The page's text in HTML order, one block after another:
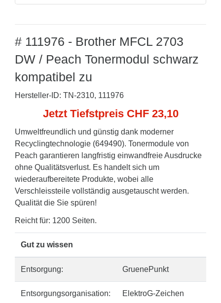
# 111976 - Brother MFCL 2703
DW / Peach Tonermodul schwarz
kompatibel zu
Hersteller-ID: TN-2310, 111976
Jetzt Tiefstpreis CHF 23,10
Umweltfreundlich und günstig dank moderner
Recyclingtechnologie (649490). Tonermodule von
Peach garantieren langfristig einwandfreie Ausdrucke
ohne Qualitätsverlust. Es handelt sich um
wiederaufbereitete Produkte, wobei alle
Verschleissteile vollständig ausgetauscht werden.
Qualität die Sie spüren!
Reicht für: 1200 Seiten.
Gut zu wissen
Entsorgung: GruenePunkt
Entsorgungsorganisation: ElektroG-Zeichen